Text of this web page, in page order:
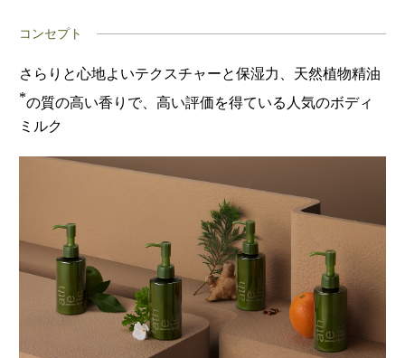
コンセプト
さらりと心地よいテクスチャーと保湿力、天然植物精油
*の質の高い香りで、高い評価を得ている人気のボディ
ミルク